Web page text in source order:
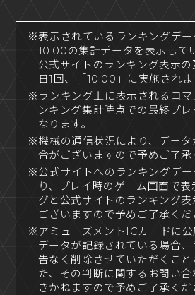
※表示されているランキングデ
10:00の集計データを表示して
公式サイトのランキング表示の
日1回、「10:00」に実施されま
※ランキング上に表示されるコマ
ンキング集計時点での最終プ
なります。
※機械の通信状況により、データ
合がございますので予めご了承
※公式サイトへのランキングデー
り、プレイ時のゲーム画面で
グと公式サイトのランキング
ございますので予めご了承くだ
※アミューズメントICカードに公
データが記録されている場合
告なく削除させていただくこと
た、その判断に関するお問い
きかねますので予めご了承くだ